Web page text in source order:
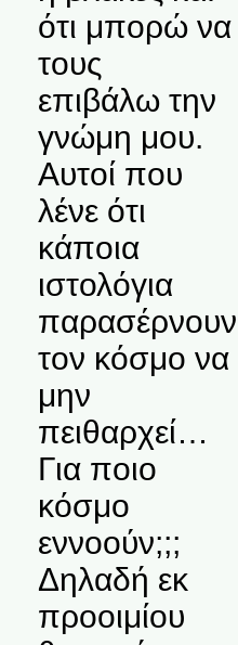
ότι μπορώ να
τους
επιβάλω την
γνώμη μου.
Αυτοί που
λένε ότι
κάποια
ιστολόγια
παρασέρνουν
τον κόσμο να
μην
πειθαρχεί…
Για ποιο
κόσμο
εννοούν;;;
Δηλαδή εκ
προοιμίου